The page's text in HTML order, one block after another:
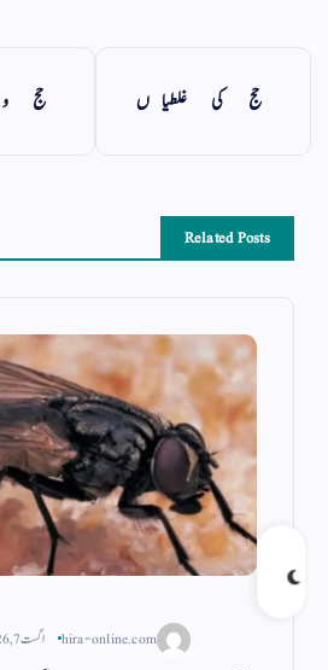
حج کی غلطیاں حج
Related Posts
hira-online.com اگست 7, 2026